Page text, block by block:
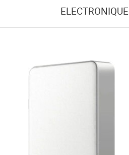
ELECTRONIQUE